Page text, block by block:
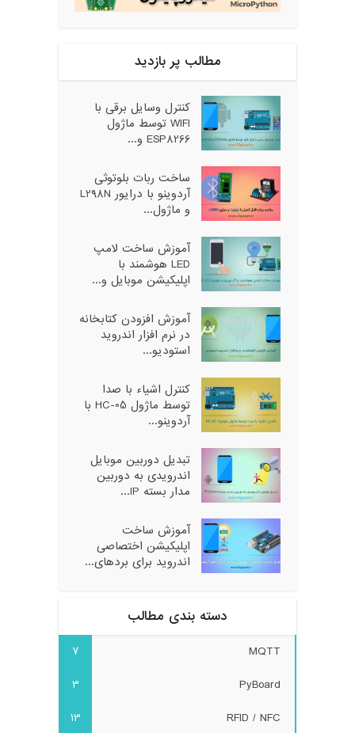
مطالب پر بازدید
کنترل وسایل برقی با
WIFI توسط ماژول
ESP8266 و...
ساخت ربات بلوتوثی
آردوینو با درایور L298N
و ماژول...
آموزش ساخت لامپ
LED هوشمند با
اپلیکیشن موبایل و...
آموزش افزودن کتابخانه
در نرم افزار اندروید
استودیو...
کنترل اشیاء با صدا
توسط ماژول HC-05 با
آردوینو...
تبدیل دوربین موبایل
اندرویدی به دوربین
مدار بسته IP...
آموزش ساخت
اپلیکیشن اختصاصی
اندروید برای بردهای...
دسته بندی مطالب
MQTT
7
PyBoard
3
RFID / NFC
13